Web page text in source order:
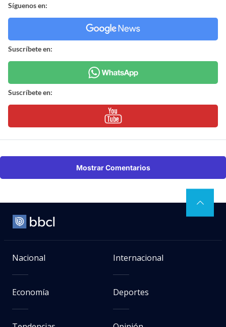
Síguenos en:
Suscríbete en:
Suscríbete en:
Mostrar Comentarios
Nacional Internacional
Economía Deportes